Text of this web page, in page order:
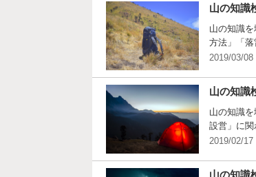
山の知識
山の知識
方法」「
2019/03/08
山の知識
山の知識
設営」に
2019/02/17
山の知識